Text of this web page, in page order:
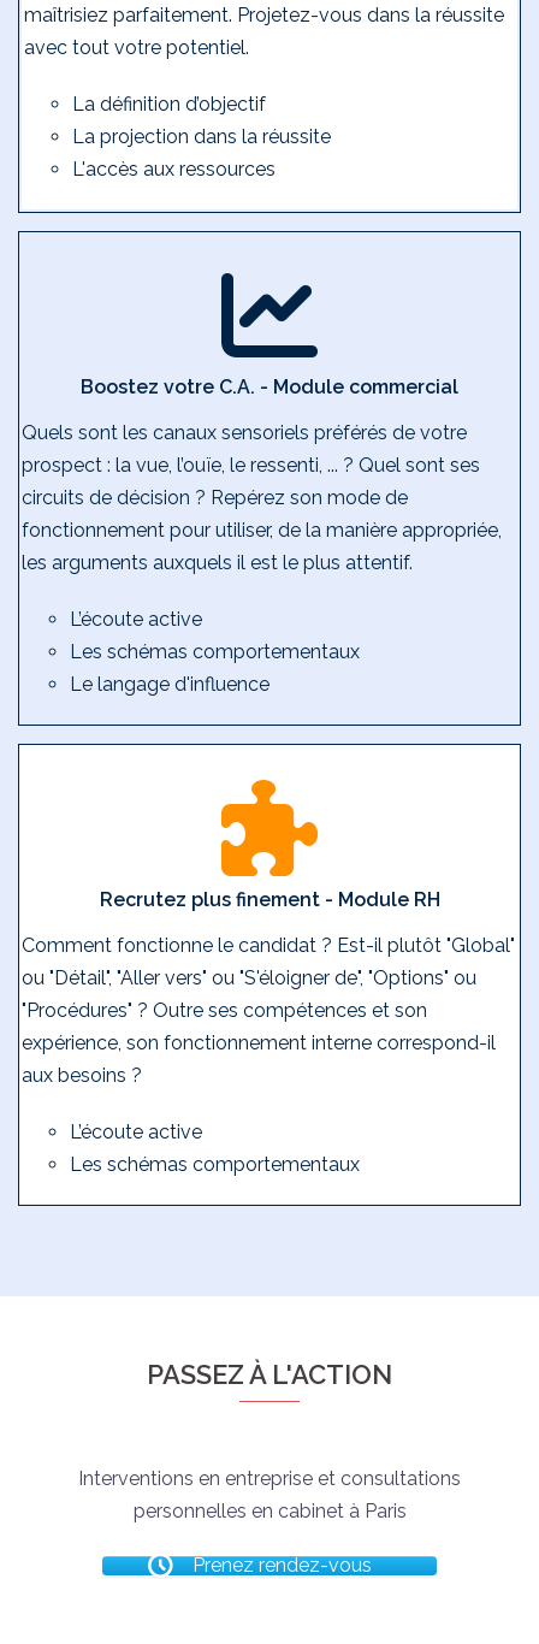
maîtrisiez parfaitement. Projetez-vous dans la réussite
avec tout votre potentiel.
La définition d’objectif
La projection dans la réussite
L'accès aux ressources
Boostez votre C.A. - Module commercial
Quels sont les canaux sensoriels préférés de votre
prospect : la vue, l’ouïe, le ressenti, ... ? Quel sont ses
circuits de décision ? Repérez son mode de
fonctionnement pour utiliser, de la manière appropriée,
les arguments auxquels il est le plus attentif.
L’écoute active
Les schémas comportementaux
Le langage d'influence
Recrutez plus finement - Module RH
Comment fonctionne le candidat ? Est-il plutôt "Global"
ou "Détail", "Aller vers" ou "S'éloigner de", "Options" ou
"Procédures" ? Outre ses compétences et son
expérience, son fonctionnement interne correspond-il
aux besoins ?
L’écoute active
Les schémas comportementaux
PASSEZ À L'ACTION
Interventions en entreprise et consultations
personnelles en cabinet à Paris
Prenez rendez-vous